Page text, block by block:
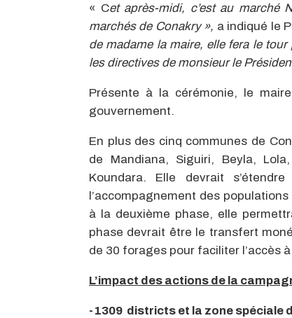
« Cet après-midi, c’est au marché
marchés de Conakry », a indiqué le
de madame la maire, elle fera le
les directives de monsieur le
Présente à la cérémonie, le
gouvernement.
En plus des cinq communes de
de Mandiana, Siguiri, Beyla,
Koundara. Elle devrait
l’accompagnement des
à la deuxième phase, elle
phase devrait être le transfert
de 30 forages pour faciliter l’accès
L’impact des actions de la
-1309 districts et la zone spéciale